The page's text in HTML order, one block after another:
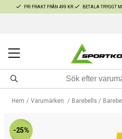
FRI FRAKT FRÅN 499 KR BETALA TRYGGT
Hem Varumärken Barebells
-25%